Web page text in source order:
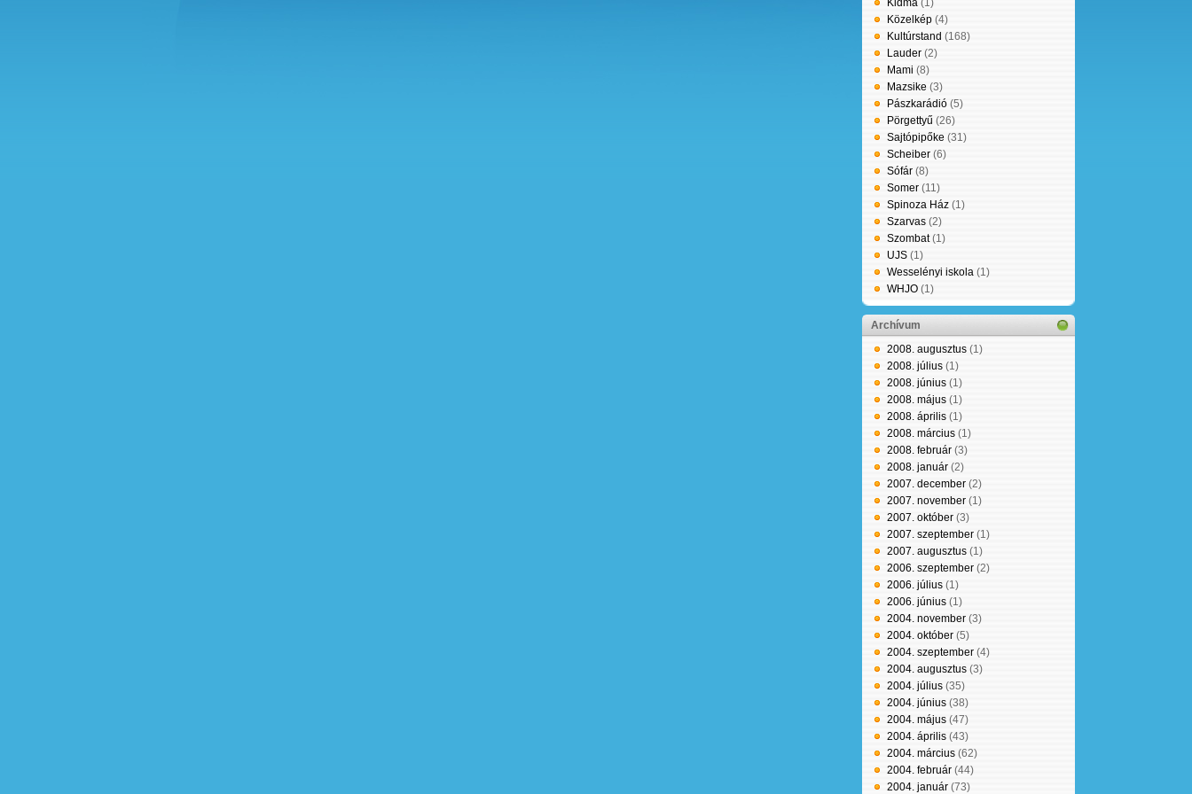
Kidma (1)
Közelkép (4)
Kultúrstand (168)
Lauder (2)
Mami (8)
Mazsike (3)
Pászkarádió (5)
Pörgettyű (26)
Sajtópipőke (31)
Scheiber (6)
Sófár (8)
Somer (11)
Spinoza Ház (1)
Szarvas (2)
Szombat(1)
UJS (1)
Wesselényi iskola (1)
WHJO (1)
Archívum
2008. augusztus (1)
2008. július (1)
2008. június (1)
2008. május (1)
2008. április (1)
2008. március (1)
2008. február (3)
2008. január (2)
2007. december (2)
2007. november (1)
2007. október (3)
2007. szeptember (1)
2007. augusztus (1)
2006. szeptember (2)
2006. július (1)
2006. június (1)
2004. november (3)
2004. október (5)
2004. szeptember (4)
2004. augusztus (3)
2004. július (35)
2004. június (38)
2004. május (47)
2004. április (43)
2004. március (62)
2004. február (44)
2004. január (73)